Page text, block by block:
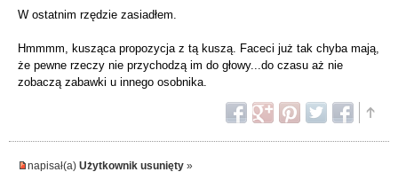
W ostatnim rzędzie zasiadłem.
Hmmmm, kusząca propozycja z tą kuszą. Faceci już tak chyba mają,
że pewne rzeczy nie przychodzą im do głowy...do czasu aż nie
zobaczą zabawki u innego osobnika.
napisał(a) Użytkownik usunięty »